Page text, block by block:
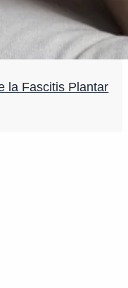
la Fascitis Plantar